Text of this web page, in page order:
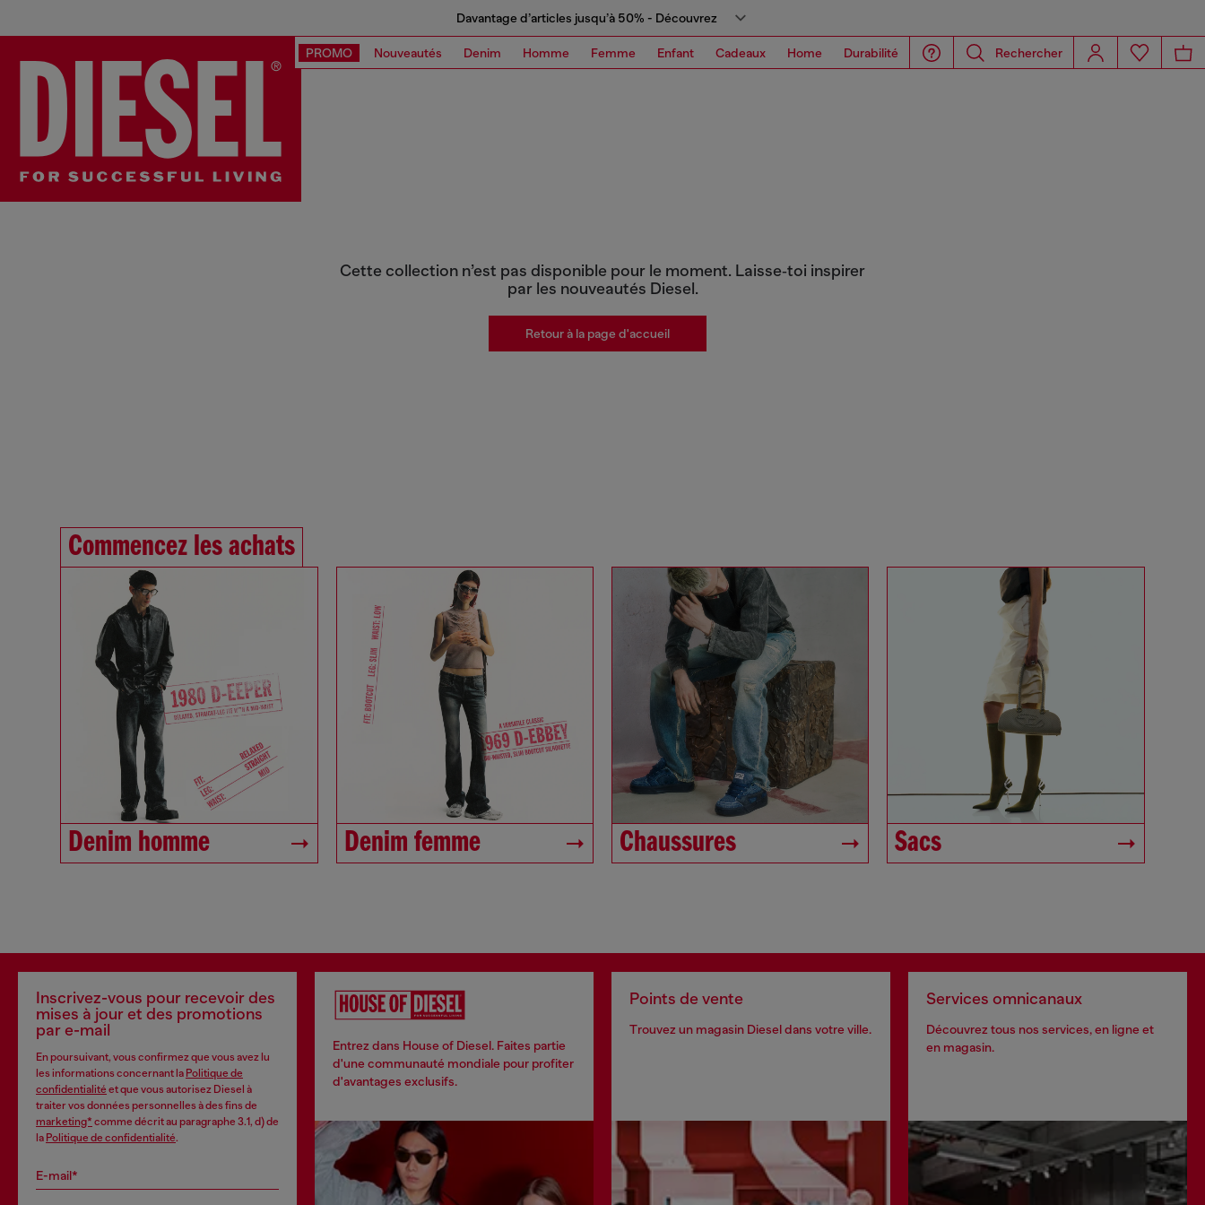
Davantage d’articles jusqu’à 50% - Découvrez
PROMO Nouveautés Denim Homme Femme Enfant Cadeaux Home Durabilité Rechercher
VALISES FEMME
Cette collection n’est pas disponible pour le moment. Laisse‑toi inspirer
par les nouveautés Diesel.
Retour à la page d'accueil
Commencez les achats
Denim homme Denim femme Chaussures Sacs
Inscrivez-vous pour recevoir des
mises à jour et des promotions
par e-mail
En poursuivant, vous confirmez que vous avez lu
les informations concernant la Politique de
confidentialité et que vous autorisez Diesel à
traiter vos données personnelles à des fins de
marketing* comme décrit au paragraphe 3.1, d) de
la Politique de confidentialité.
E-mail*
Entrez dans House of Diesel. Faites partie
d'une communauté mondiale pour profiter
d'avantages exclusifs.
Points de vente
Trouvez un magasin Diesel dans votre ville.
Services omnicanaux
Découvrez tous nos services, en ligne et
en magasin.